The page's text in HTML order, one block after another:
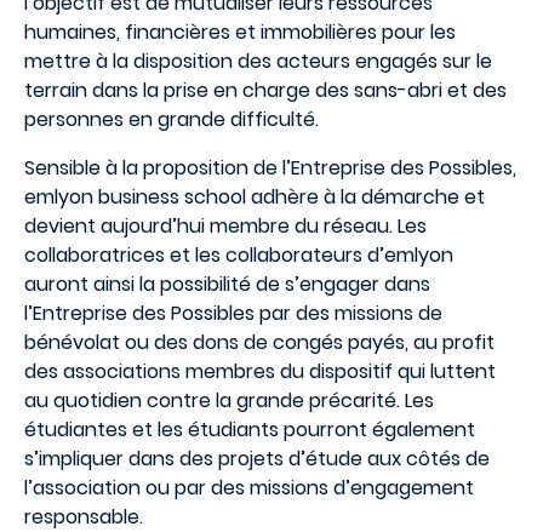
humaines, financières et immobilières pour les
mettre à la disposition des acteurs engagés sur le
terrain dans la prise en charge des sans-abri et des
personnes en grande difficulté.
Sensible à la proposition de l’Entreprise des Possibles,
emlyon business school adhère à la démarche et
devient aujourd’hui membre du réseau. Les
collaboratrices et les collaborateurs d’emlyon
auront ainsi la possibilité de s’engager dans
l’Entreprise des Possibles par des missions de
bénévolat ou des dons de congés payés, au profit
des associations membres du dispositif qui luttent
au quotidien contre la grande précarité. Les
étudiantes et les étudiants pourront également
s’impliquer dans des projets d’étude aux côtés de
l’association ou par des missions d’engagement
responsable.